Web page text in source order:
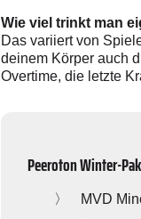
Wie viel trinkt man
Das variiert von
deinem Körper auch
Overtime, die letzte
Peeroton Winter-
MVD